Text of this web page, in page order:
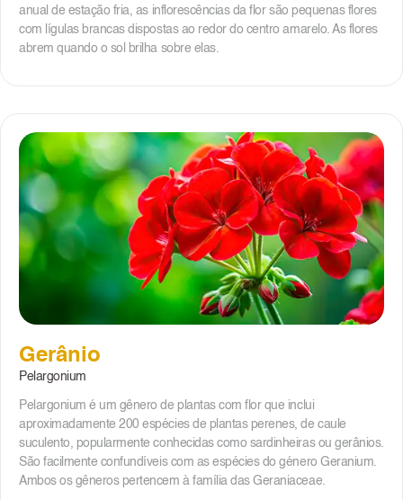
anual de estação fria, as inflorescências da flor são pequenas flores
com lígulas brancas dispostas ao redor do centro amarelo. As flores
abrem quando o sol brilha sobre elas.
Gerânio
Pelargonium
Pelargonium é um gênero de plantas com flor que inclui
aproximadamente 200 espécies de plantas perenes, de caule
suculento, popularmente conhecidas como sardinheiras ou gerânios.
São facilmente confundíveis com as espécies do género Geranium.
Ambos os gêneros pertencem à família das Geraniaceae.